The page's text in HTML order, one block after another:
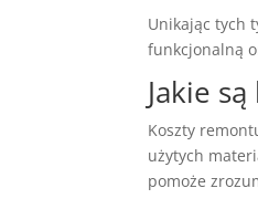
Unikając tych
funkcjonalną
Jakie
Koszty
użytych
pomoże